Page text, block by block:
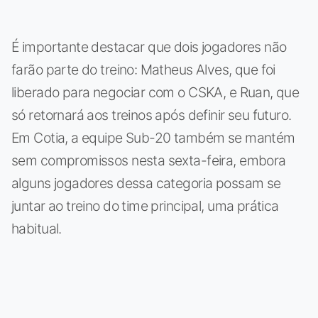
É importante destacar que dois jogadores não
farão parte do treino: Matheus Alves, que foi
liberado para negociar com o CSKA, e Ruan, que
só retornará aos treinos após definir seu futuro.
Em Cotia, a equipe Sub-20 também se mantém
sem compromissos nesta sexta-feira, embora
alguns jogadores dessa categoria possam se
juntar ao treino do time principal, uma prática
habitual.